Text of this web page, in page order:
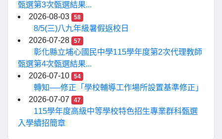
甄選第3次甄選結果...
2026-08-03
58
8/5(三)八九年級暑假返校日
2026-07-28
57
彰化縣立埔心國民中學115學年度第2次代理教師
甄選第4次甄選結果...
2026-07-10
54
轉知──修正「學校輔導工作場所設置基準修正」
2026-07-07
47
115學年度高級中等學校特色招生專業群科甄選
入學續招簡章